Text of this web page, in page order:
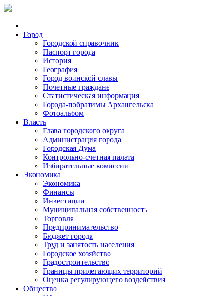
Город
Городской справочник
Паспорт города
История
География
Город воинской славы
Почетные граждане
Статистическая информация
Города-побратимы Архангельска
Фотоальбом
Власть
Глава городского округа
Администрация города
Городская Дума
Контрольно-счетная палата
Избирательные комиссии
Экономика
Экономика
Финансы
Инвестиции
Муниципальная собственность
Торговля
Предпринимательство
Бюджет города
Труд и занятость населения
Городское хозяйство
Градостроительство
Границы прилегающих территорий
Оценка регулирующего воздействия
Общество